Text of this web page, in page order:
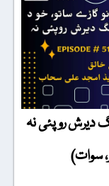
دیرش روپئی نہ
سوات)